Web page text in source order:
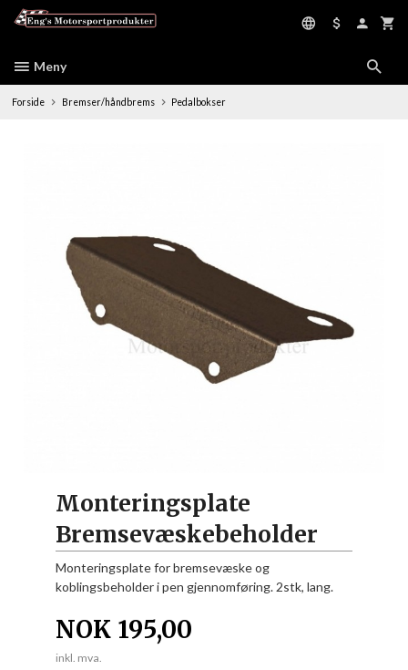
Meny
Forside Bremser/håndbrems Pedalbokser
Monteringsplate
Bremsevæskebeholder
Monteringsplate for bremsevæske og
koblingsbeholder i pen gjennomføring. 2stk, lang.
NOK 195,00
inkl. mva.